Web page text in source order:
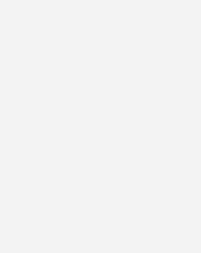
Problem mit dem SBZ
erhalten Sie regelmäßig von uns
und Neuigkeiten, gebündelt und